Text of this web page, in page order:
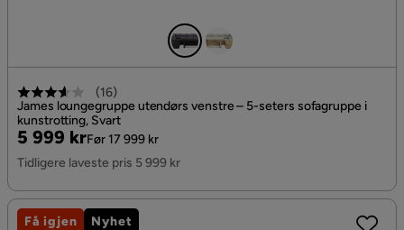
(16)
James loungegruppe utendørs venstre – 5-seters sofagruppe i
kunstrotting, Svart
Pris
5 999 kr
Original
Pris
Før 17 999 kr
Tidligere laveste pris 5 999 kr
Få igjen Nyhet